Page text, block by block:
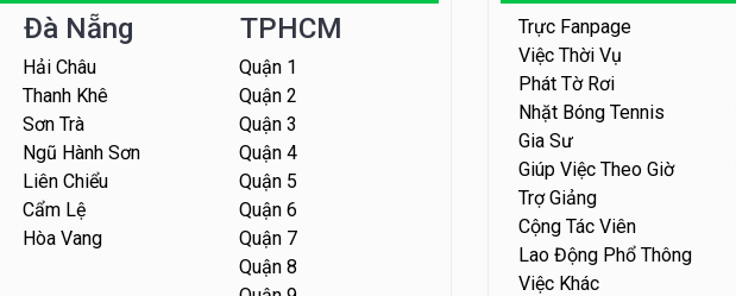
Đà Nẵng
Hải Châu
Thanh Khê
Sơn Trà
Ngũ Hành Sơn
Liên Chiểu
Cẩm Lệ
Hòa Vang
TPHCM
Quận 1
Quận 2
Quận 3
Quận 4
Quận 5
Quận 6
Quận 7
Quận 8
Trực Fanpage
Việc Thời Vụ
Phát Tờ Rơi
Nhặt Bóng Tennis
Gia Sư
Giúp Việc Theo Giờ
Trợ Giảng
Cộng Tác Viên
Lao Động Phổ Thông
Việc Khác